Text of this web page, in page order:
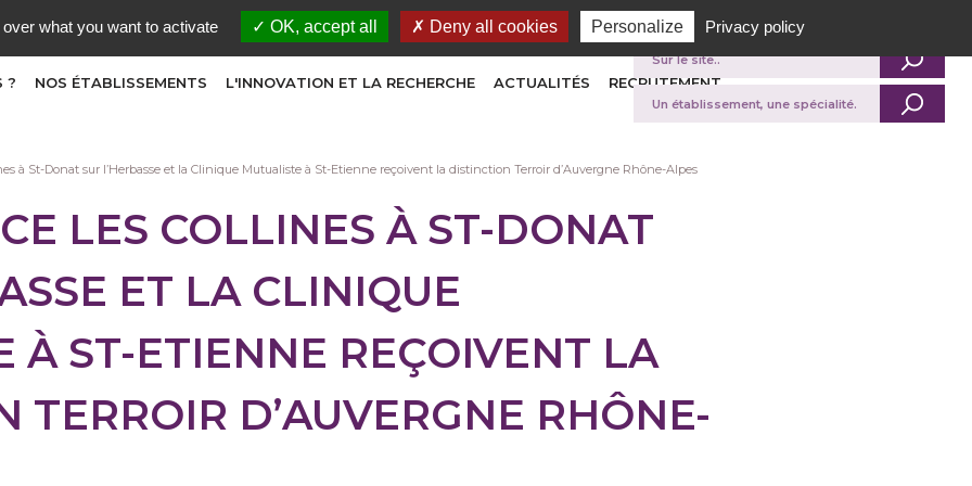
? NOS ÉTABLISSEMENTS L'INNOVATION ET LA RECHERCHE ACTUALITÉS RECRUTEMENT
Je recherche
à St-Donat sur l’Herbasse et la Clinique Mutualiste à St-Etienne reçoivent la distinction Terroir d’Auvergne Rhône-Alpes
LES COLLINES À ST-DONAT
ET LA CLINIQUE
À ST-ETIENNE REÇOIVENT LA
TERROIR D’AUVERGNE RHÔNE-
what you want to activate OK, accept all Deny all cookies Personalize Privacy policy